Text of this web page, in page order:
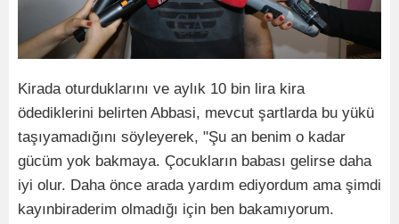
Kirada oturduklarını ve aylık 10 bin lira kira
ödediklerini belirten Abbasi, mevcut şartlarda bu yükü
taşıyamadığını söyleyerek, "Şu an benim o kadar
gücüm yok bakmaya. Çocukların babası gelirse daha
iyi olur. Daha önce arada yardım ediyordum ama şimdi
kayınbiraderim olmadığı için ben bakamıyorum.